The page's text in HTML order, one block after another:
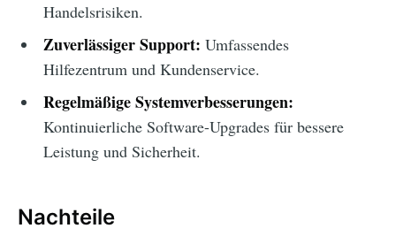
Handelsrisiken.
Zuverlässiger Support: Umfassendes
Hilfezentrum und Kundenservice.
Regelmäßige Systemverbesserungen:
Kontinuierliche Software-Upgrades für bessere
Leistung und Sicherheit.
Nachteile